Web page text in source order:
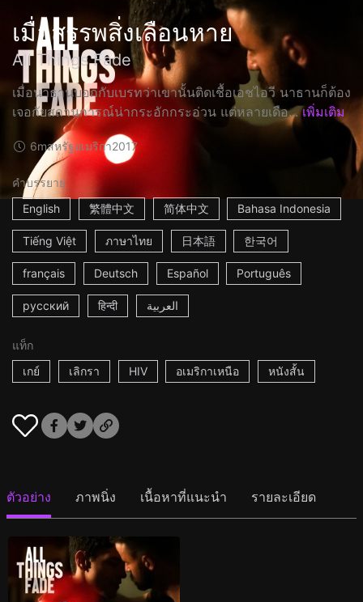
เมื่อสรรพสิ่งเลือนหาย
All Things Fade
เมื่อนาธานบอกกับเบรทว่าเขานั้นติดเชื้อเอชไอวี นาธานก็ต้อง
เจอกัยสถานการณ์น่ากระอักกระอ่วน แต่หลายเดือ... เพิ่มเติม
6mสหรัฐอเมริกา2017
คำบรรยาย
English
繁體中文 简体中文 Bahasa Indonesia
Tiếng Việt ภาษาไทย 日本語 한국어
français Deutsch Español Português
русский हिन्दी العربية
แท็ก
เกย์
เลิกรา HIV อเมริกาเหนือ หนังสั้น
ตัวอย่าง ภาพนิ่ง เนื้อหาที่แนะนำ รายละเอียด